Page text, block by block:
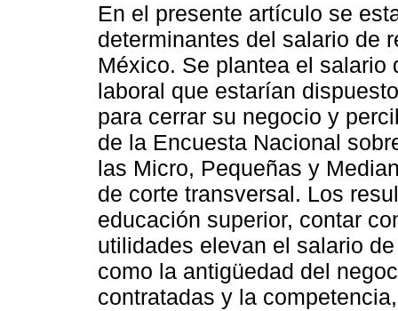
En el presente artículo se
determinantes del salario de
México. Se plantea el salario
laboral que estarían
para cerrar su negocio y
de la Encuesta Nacional
las Micro, Pequeñas y
de corte transversal. Los
educación superior, contar
utilidades elevan el salario
como la antigüedad del
contratadas y la